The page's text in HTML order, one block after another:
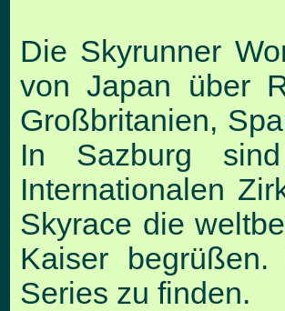
Die Skyrunner
von Japan über
Großbritanien,
In Sazburg
Internationalen
Skyrace die
Kaiser begrüßen.
Series zu finden.